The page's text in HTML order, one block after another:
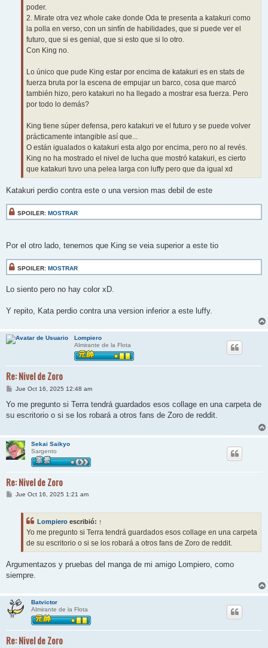
poder.
2. Mirate otra vez whole cake donde Oda te presenta a katakuri como
la polla en verso, con un sinfín de habilidades, que si puede ver el
futuro, que si es genial, que si esto que si lo otro.
Con King no.
Lo único que pude King estar por encima de katakuri es en stats de
fuerza bruta por la escena de empujar un barco, cosa que marcó
también hizo, pero katakuri no ha llegado a mostrar esa fuerza. Pero
por todo lo demás?
King tiene súper defensa, pero katakuri ve el futuro y se puede volver
prácticamente intangible así que...
O están igualados o katakuri esta algo por encima, pero no al revés.
King no ha mostrado el nivel de lucha que mostró katakuri, es cierto
que katakuri tuvo una pelea larga con luffy pero que da igual xd
Katakuri perdio contra este o una version mas debil de este
SPOILER: MOSTRAR
Por el otro lado, tenemos que King se veia superior a este tio
SPOILER: MOSTRAR
Lo siento pero no hay color xD.
Y repito, Kata perdio contra una version inferior a este luffy.
Lompiero
Almirante de la Flota
Re: Nivel de Zoro
M
n
a
Jue Oct 16, 2025 12:48 am
Yo me pregunto si Terra tendrá guardados esos collage en una carpeta de
su escritorio o si se los robará a otros fans de Zoro de reddit.
Sekai Saikyo
Sargento
Re: Nivel de Zoro
M
Jue Oct 16, 2025 1:21 am
Lompiero escribió: ↑
Yo me pregunto si Terra tendrá guardados esos collage en una carpeta
de su escritorio o si se los robará a otros fans de Zoro de reddit.
Argumentazos y pruebas del manga de mi amigo Lompiero, como
siempre.
Batvictor
Almirante de la Flota
Re: Nivel de Zoro